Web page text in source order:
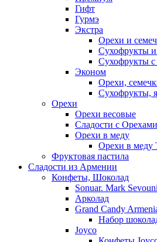
Гифт
Гурмэ
Экстра
Орехи и
Сухофрукты
Сухофрукты с
Эконом
Орехи,
Сухофрукты,
Орехи
Орехи весовые
Сладости с Орехами
Орехи в меду
Орехи в меду
Фруктовая пастила
Сладости из Армении
Конфеты, Шоколад
Sonuar. Mark Sevouni
Арколад
Grand Candy
Набор
Joyco